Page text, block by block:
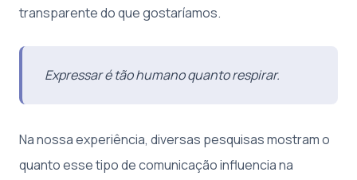
transparente do que gostaríamos.
Expressar é tão humano quanto respirar.
Na nossa experiência, diversas pesquisas mostram o
quanto esse tipo de comunicação influencia na